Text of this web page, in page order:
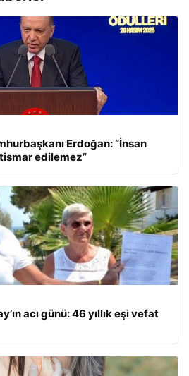
Erdoğan: “İnsan
edilemez”
acı günü: 46 yıllık eşi vefat